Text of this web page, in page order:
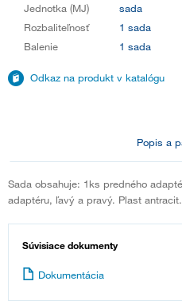
Jednotka (MJ)
sada
Rozbaliteľnosť
1 sada
Balenie
1 sada
Odkaz na produkt v katalógu
Popis a
Sada obsahuje: 1ks predného
adaptéru, ľavý a pravý. Plast antracit.
Súvisiace dokumenty
Dokumentácia